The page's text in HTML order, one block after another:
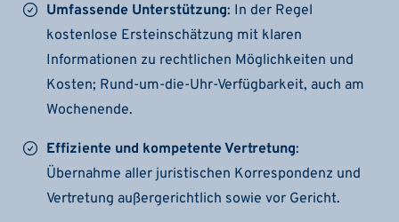
Umfassende Unterstützung: In der Regel
kostenlose Ersteinschätzung mit klaren
Informationen zu rechtlichen Möglichkeiten und
Kosten; Rund-um-die-Uhr-Verfügbarkeit, auch am
Wochenende.
Effiziente und kompetente Vertretung:
Übernahme aller juristischen Korrespondenz und
Vertretung außergerichtlich sowie vor Gericht.